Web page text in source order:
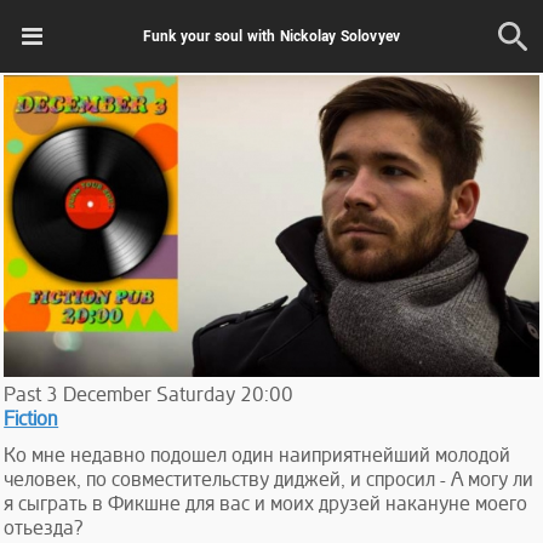
Funk your soul with Nickolay Solovyev
Past 3 December Saturday 20:00
Fiction
Ко мне недавно подошел один наиприятнейший молодой
человек, по совместительству диджей, и спросил - А могу ли
я сыграть в Фикшне для вас и моих друзей накануне моего
отьезда?